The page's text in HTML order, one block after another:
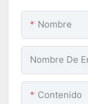
Nombre
Nombre De
Contenido